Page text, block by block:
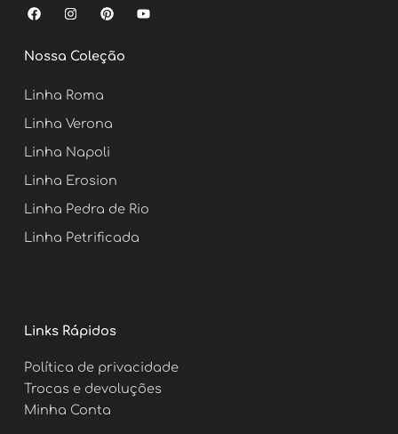
F
a
e
b
o
k
I
n
t
a
r
a
m
P
i
t
e
Y
o
Nossa Coleção
Linha Roma
Linha Verona
Linha Napoli
Linha Erosion
Linha Pedra de Rio
Linha Petrificada
Links Rápidos
Política de privacidade
Trocas e devoluções
Minha Conta